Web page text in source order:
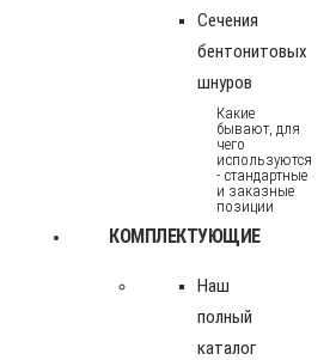
Сечения
бентонитовых
шнуров
Какие
бывают, для
чего
используются
- стандартные
и заказные
позиции
КОМПЛЕКТУЮЩИЕ
Наш
полный
каталог